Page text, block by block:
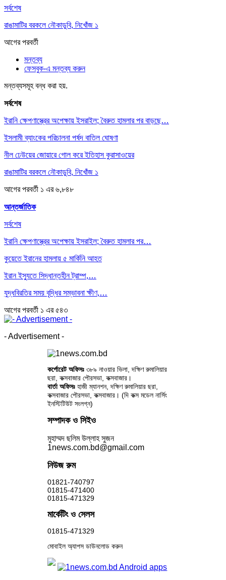
সর্বশেষ
রাঙামাটির বরকলে নৌকাডুবি, নিখোঁজ ১
আগেরপরবর্তী
মন্তব্য
ফেসবুক-এ মন্তব্য করুন
মন্তব্যসমূহ বন্ধ করা হয়.
সর্বশেষ
ইরানি ক্ষেপণাস্ত্রের অপেক্ষায় ইসরাইল; বৈরুত হামলার পর বাড়ছে…
ইসলামী ব্যাংকের পরিচালনা পর্ষদ বাতিল ঘোষণা
নীল ঢেউয়ের জোয়ারে গোল করে ইতিহাস কুরাসাওয়ের
রাঙামাটির বরকলে নৌকাডুবি, নিখোঁজ ১
আগেরপরবর্তী ১ এর ৬,৮৪৮
আন্তর্জাতিক
সর্বশেষ
ইরানি ক্ষেপণাস্ত্রের অপেক্ষায় ইসরাইল; বৈরুত হামলার পর…
কুয়েতে ইরানের হামলায় ৫ মার্কিনি আহত
ইরান ইস্যুতে সিদ্ধান্তহীন ট্রাম্প,…
যুদ্ধবিরতির সময় বৃদ্ধির সম্ভাবনা ক্ষীণ,…
আগেরপরবর্তী ১ এর ৫৪৩
- Advertisement -
কর্পোরেট অফিসঃ ৩৮৯ নাওয়ার ভিলা, দক্ষিণ রুমালিয়ার
ছরা, কক্সবাজার পৌরসভা, কক্সবাজার।
বার্তা অফিসঃহাজী ম্যানশন, দক্ষিণ রুমালিয়ার ছরা,
কক্সবাজার পৌরসভা, কক্সবাজার। (দি কক্স মডেল নার্সিং
ইনস্টিটিউট সংলগ্ন)
সম্পাদক ও সিইও
মুহাম্মদ ছলিম উল্লাহ সুজন
1news.com.bd@gmail.com
নিউজ রুম
01821-740797
01815-471400
01815-471329
মার্কেটিং ও সেলস
01815-471329
মোবাইল অ্যাপস ডাউনলোড করুন